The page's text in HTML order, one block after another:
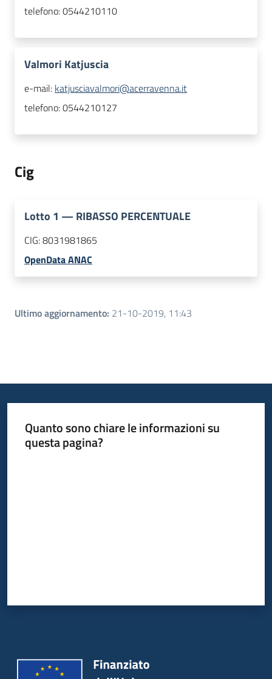
telefono:0544210110
Valmori Katjuscia
e-mail: katjusciavalmori@acerravenna.it
telefono:0544210127
Cig
Lotto 1 — RIBASSO PERCENTUALE
CIG:8031981865
OpenData ANAC
Ultimo aggiornamento: 21-10-2019, 11:43
Quanto sono chiare le informazioni su
questa pagina?